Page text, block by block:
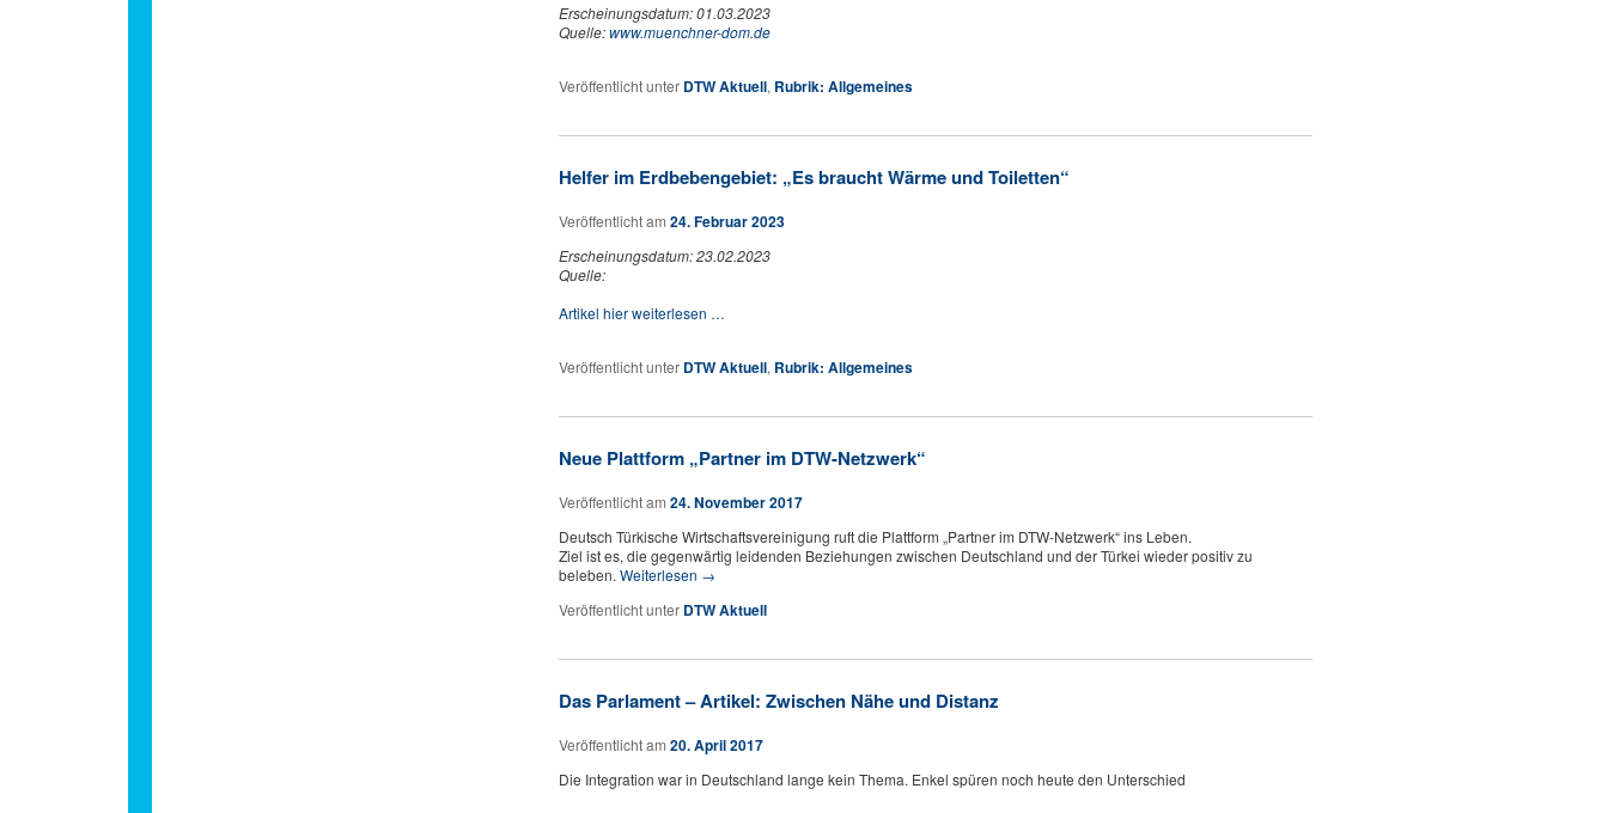
Erscheinungsdatum: 01.03.2023
Quelle:www.muenchner-dom.de
Veröffentlicht unter DTW Aktuell, Rubrik: Allgemeines
Helfer im Erdbebengebiet: „Es braucht Wärme und Toiletten“
Veröffentlicht am 24. Februar 2023
Erscheinungsdatum: 23.02.2023
Quelle:
Artikel hier weiterlesen …
Veröffentlicht unter DTW Aktuell, Rubrik: Allgemeines
Neue Plattform „Partner im DTW-Netzwerk“
Veröffentlicht am 24. November 2017
Deutsch Türkische Wirtschaftsvereinigung ruft die Plattform „Partner im DTW-Netzwerk“ ins Leben.
Ziel ist es, die gegenwärtig leidenden Beziehungen zwischen Deutschland und der Türkei wieder positiv zu
beleben. Weiterlesen →
Veröffentlicht unter DTW Aktuell
Das Parlament – Artikel: Zwischen Nähe und Distanz
Veröffentlicht am 20. April 2017
Die Integration war in Deutschland lange kein Thema. Enkel spüren noch heute den Unterschied